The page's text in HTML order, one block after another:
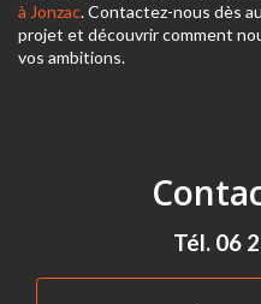
à Jonzac. Contactez-nous dès
projet et découvrir comment
vos ambitions.
Tél. 06